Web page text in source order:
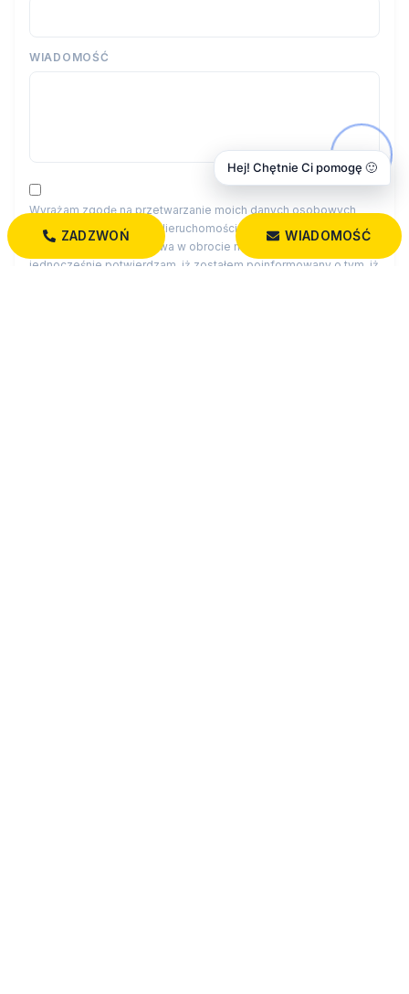
WIADOMOŚĆ
Wyrażam zgodę na przetwarzanie moich danych osobowych
przez firmę Dobry Dom Nieruchomości dla celów związanych z
działalnością pośrednictwa w obrocie nieruchomościami,
jednocześnie potwierdzam, iż zostałem poinformowany o tym, iż
ZADZWOŃ WIADOMOŚĆ
Hej! Chętnie Ci pomogę 🙂